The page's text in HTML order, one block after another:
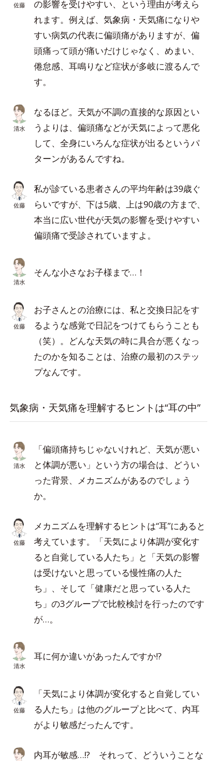
佐藤
の影響を受けやすい、という理由が考えら
れます。例えば、気象病・天気痛になりや
すい病気の代表に偏頭痛がありますが、偏
頭痛って頭が痛いだけじゃなく、めまい、
倦怠感、耳鳴りなど症状が多岐に渡るんで
す。
清水
なるほど。天気が不調の直接的な原因とい
うよりは、偏頭痛などが天気によって悪化
して、全身にいろんな症状が出るというパ
ターンがあるんですね。
佐藤
私が診ている患者さんの平均年齢は39歳ぐ
らいですが、下は5歳、上は90歳の方まで、
本当に広い世代が天気の影響を受けやすい
偏頭痛で受診されていますよ。
清水
そんな小さなお子様まで…！
佐藤
お子さんとの治療には、私と交換日記をす
るような感覚で日記をつけてもらうことも
（笑）。どんな天気の時に具合が悪くなっ
たのかを知ることは、治療の最初のステッ
プなんです。
気象病・天気痛を理解するヒントは“耳の中”
清水
「偏頭痛持ちじゃないけれど、天気が悪い
と体調が悪い」という方の場合は、どうい
った背景、メカニズムがあるのでしょう
か。
佐藤
メカニズムを理解するヒントは“耳”にあると
考えています。「天気により体調が変化す
ると自覚している人たち」と「天気の影響
は受けないと思っている慢性痛の人た
ち」、そして「健康だと思っている人た
ち」の3グループで比較検討を行ったのです
が…。
清水
耳に何か違いがあったんですか!?
佐藤
「天気により体調が変化すると自覚してい
る人たち」は他のグループと比べて、内耳
がより敏感だったんです。
内耳が敏感…!? それって、どういうことな